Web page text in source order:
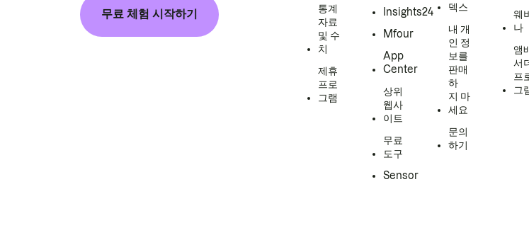
무료 체험 시작하기
통계
자료
및 수
치
제휴
프로
그램
Insights24
Mfour
App
Center
상위
웹사
이트
무료
도구
Sensor
덱스
내 개
인 정
보를
판매
하
지 마
세요
문의
하기
웨
나
앰
서
프
그